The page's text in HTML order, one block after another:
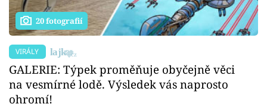
20 fotografií
VIRÁLY
GALERIE: Týpek proměňuje obyčejně věci
na vesmírné lodě. Výsledek vás naprosto
ohromí!